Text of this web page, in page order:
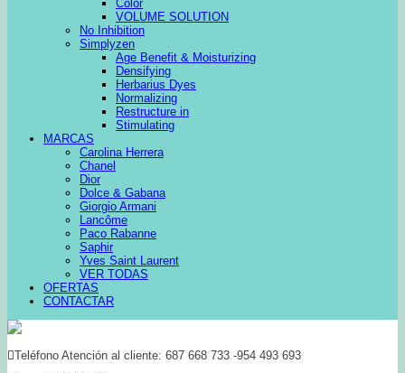
Color
VOLUME SOLUTION
No Inhibition
Simplyzen
Age Benefit & Moisturizing
Densifying
Herbarius Dyes
Normalizing
Restructure in
Stimulating
MARCAS
Carolina Herrera
Chanel
Dior
Dolce & Gabana
Giorgio Armani
Lancôme
Paco Rabanne
Saphir
Yves Saint Laurent
VER TODAS
OFERTAS
CONTACTAR
Teléfono Atención al cliente: 687 668 733 -954 493 693